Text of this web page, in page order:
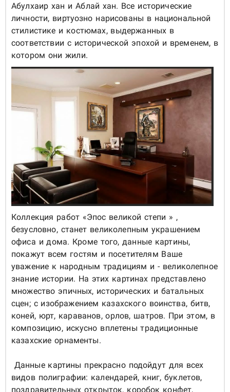
Абулхаир хан и Аблай хан. Все исторические
личности, виртуозно нарисованы в национальной
стилистике и костюмах, выдержанных в
соответствии с исторической эпохой и временем, в
котором они жили.
Коллекция работ «Эпос великой степи » ,
безусловно, станет великолепным украшением
офиса и дома. Кроме того, данные картины,
покажут всем гостям и посетителям Ваше
уважение к народным традициям и - великолепное
знание истории. На этих картинах представлено
множество эпичных, исторических и батальных
сцен; с изображением казахского воинства, битв,
коней, юрт, караванов, орлов, шатров. При этом, в
композицию, искусно вплетены традиционные
казахские орнаменты.
Данные картины прекрасно подойдут для всех
видов полиграфии: календарей, книг, буклетов,
поздравительных открыток, коробок конфет,